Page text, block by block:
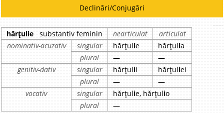
Declinări/Conjugări
hărțulie substantiv feminin nearticulat
articulat
nominativ-acuzativ
singular hărțulie hărțulia
plural
—
—
genitiv-dativ
singular hărțulii hărțuliei
plural
—
—
vocativ
singular hărțulie, hărțulio
plural
—